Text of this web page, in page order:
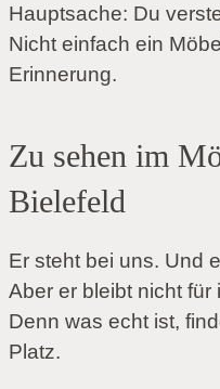
Hauptsache: Du
Nicht einfach ein
Erinnerung.
Zu sehen im
Bielefeld
Er steht bei uns. Und
Aber er bleibt nicht für
Denn was echt ist,
Platz.